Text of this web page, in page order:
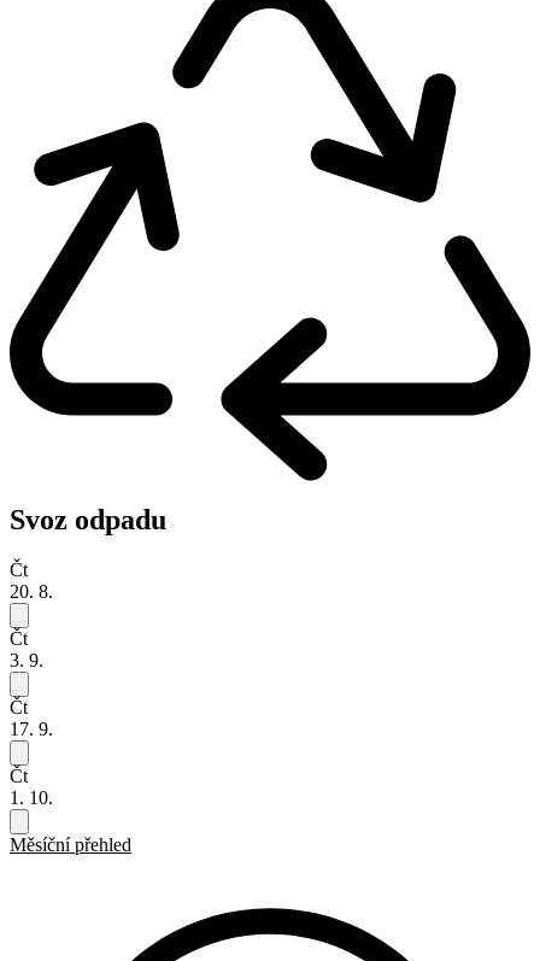
Svoz odpadu
Čt
20. 8.
Čt
3. 9.
Čt
17. 9.
Čt
1. 10.
Měsíční přehled